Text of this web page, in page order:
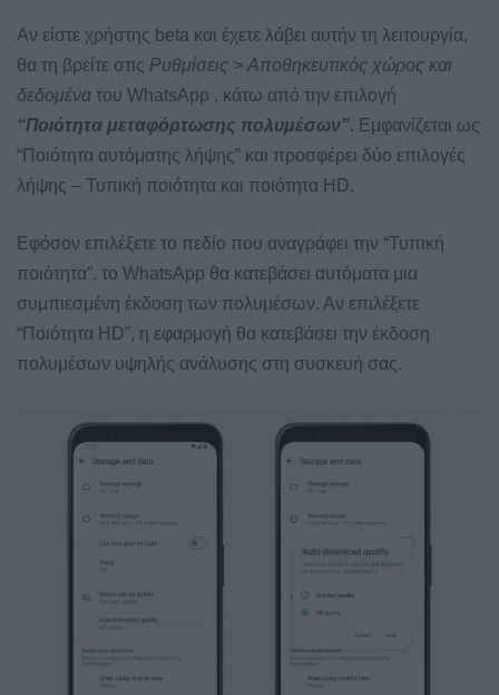
Αν είστε χρήστης beta και έχετε λάβει αυτήν τη λειτουργία,
θα τη βρείτε στις Ρυθμίσεις > Αποθηκευτικός χώρος και
δεδομένα του WhatsApp , κάτω από την επιλογή
“Ποιότητα μεταφόρτωσης πολυμέσων”. Εμφανίζεται ως
“Ποιότητα αυτόματης λήψης” και προσφέρει δύο επιλογές
λήψης – Τυπική ποιότητα και ποιότητα HD.
Εφόσον επιλέξετε το πεδίο που αναγράφει την “Τυπική
ποιότητα”, το WhatsApp θα κατεβάσει αυτόματα μια
συμπιεσμένη έκδοση των πολυμέσων. Αν επιλέξετε
“Ποιότητα HD”, η εφαρμογή θα κατεβάσει την έκδοση
πολυμέσων υψηλής ανάλυσης στη συσκευή σας.